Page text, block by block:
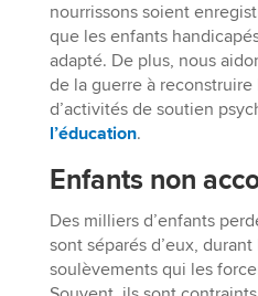
nourrissons soient
que les enfants
adapté. De plus, nous
de la guerre à
d’activités de soutien
l’éducation.
Enfants non
Des milliers d’enfants
sont séparés d’eux,
soulèvements qui les